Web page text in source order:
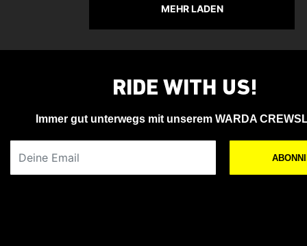
MEHR LADEN
RIDE WITH US!
Immer gut unterwegs mit unserem WARDA